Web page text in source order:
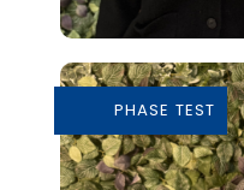
outils pour
En savoir plus
PHASE TEST